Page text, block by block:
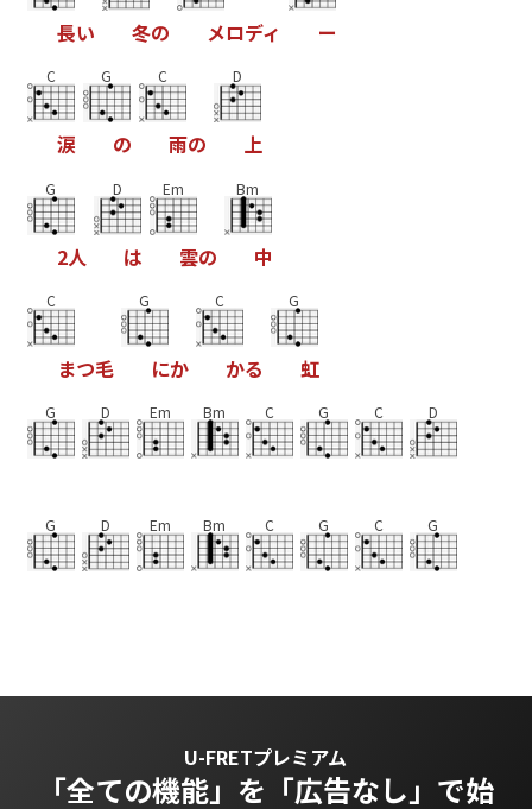
長い 冬の メロディ ー
C
涙
G
の
C
雨の
D
上
G
2人
D
は
Em
雲の
Bm
中
C
まつ毛
G
にか
C
かる
G
虹
G D Em Bm C G C D
G D Em Bm C G C G
U-FRETプレミアム
「全ての機能」を 「広告なし」で始